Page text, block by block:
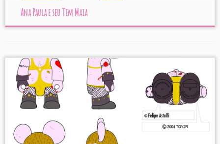
Ana Paula e seu Tim Maia